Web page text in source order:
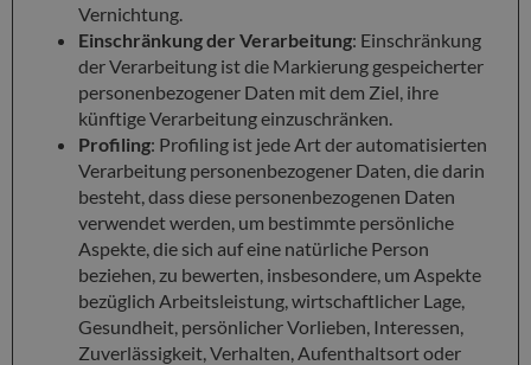
Vernichtung.
Einschränkung der Verarbeitung: Einschränkung
der Verarbeitung ist die Markierung gespeicherter
personenbezogener Daten mit dem Ziel, ihre
künftige Verarbeitung einzuschränken.
Profiling: Profiling ist jede Art der automatisierten
Verarbeitung personenbezogener Daten, die darin
besteht, dass diese personenbezogenen Daten
verwendet werden, um bestimmte persönliche
Aspekte, die sich auf eine natürliche Person
beziehen, zu bewerten, insbesondere, um Aspekte
bezüglich Arbeitsleistung, wirtschaftlicher Lage,
Gesundheit, persönlicher Vorlieben, Interessen,
Zuverlässigkeit, Verhalten, Aufenthaltsort oder